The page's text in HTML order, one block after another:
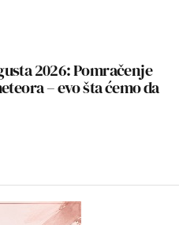
2026: Pomračenje
– evo šta ćemo da